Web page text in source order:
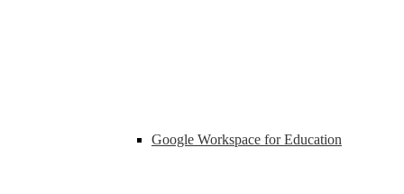
Google Workspace for Education